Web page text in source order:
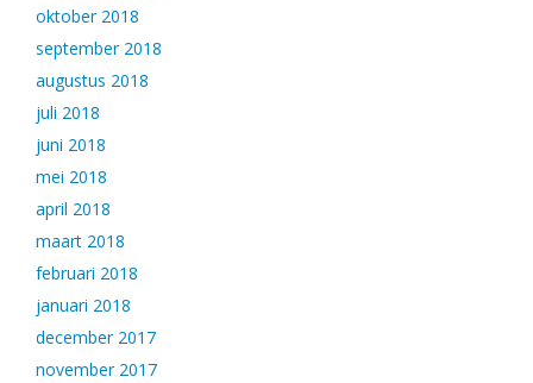
oktober 2018
september 2018
augustus 2018
juli 2018
juni 2018
mei 2018
april 2018
maart 2018
februari 2018
januari 2018
december 2017
november 2017